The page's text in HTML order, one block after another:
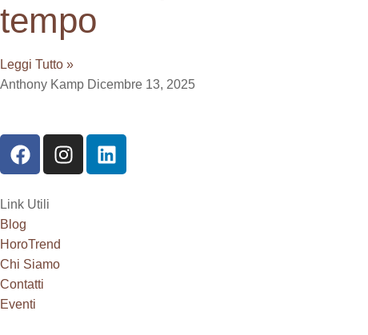
tempo
Leggi Tutto »
Anthony Kamp Dicembre 13, 2025
Link Utili
Blog
HoroTrend
Chi Siamo
Contatti
Eventi